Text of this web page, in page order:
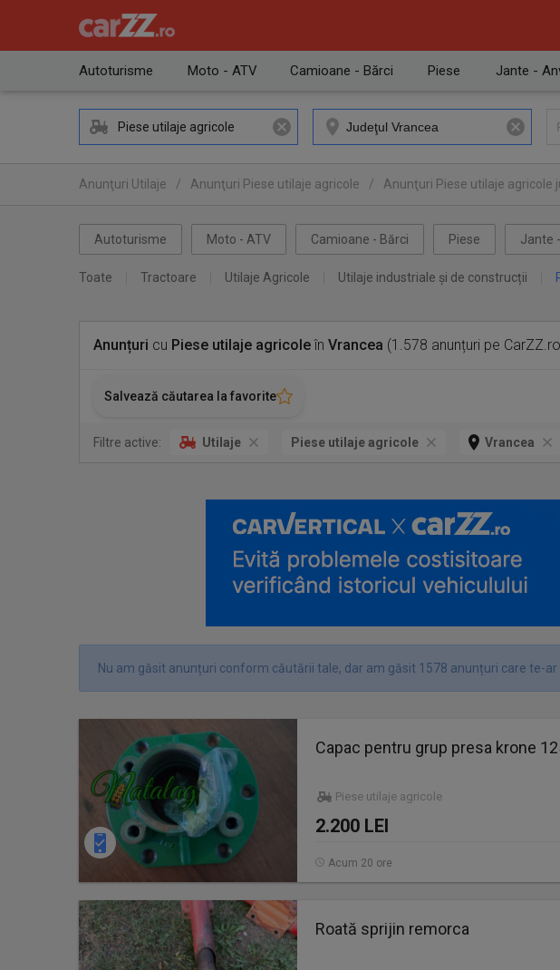
Autoturisme Moto - ATV Camioane - Bărci Piese Jante -
Piese utilaje agricole
Anunţuri Utilaje / Anunţuri Piese utilaje agricole / Anunţuri Piese utilaje agricole
Autoturisme Moto - ATV Camioane - Bărci Piese Jante
Toate Tractoare Utilaje Agricole Utilaje industriale și de construcții
Anunțuri cu Piese utilaje agricoleîn Vrancea (1.578 anunțuri pe
Salvează căutarea la favorite
Filtre active: Utilaje Piese utilaje agricole Vrancea
Nu am găsit anunțuri conform căutării tale, dar am găsit 1578 anunțuri care te-ar
Capac pentru grup presa krone
Piese utilaje agricole
2.200 LEI
Acum 20 ore
Roată sprijin remorca